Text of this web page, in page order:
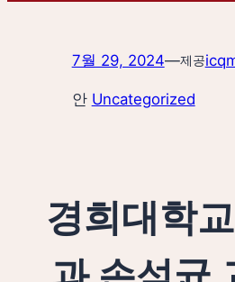
7월 29, 2024—제공
안 Uncategorized
경희대학